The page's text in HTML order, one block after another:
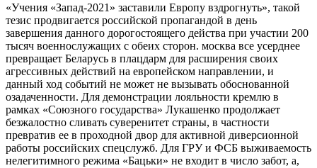
«Учения «Запад-2021» заставили Европу вздрогнуть», такой
тезис продвигается российской пропагандой в день
завершения данного дорогостоящего действа при участии 200
тысяч военнослужащих с обеих сторон. москва все усерднее
превращает Беларусь в плацдарм для расширения своих
агрессивных действий на европейском направлении, и
данный ход событий не может не вызывать обоснованной
озадаченности. Для демонстрации лояльности кремлю в
рамках «Союзного государства» Лукашенко продолжает
безжалостно сливать суверенитет страны, в частности
превратив ее в проходной двор для активной диверсионной
работы российских спецслужб. Для ГРУ и ФСБ выживаемость
нелегитимного режима «Бацьки» не входит в число забот, а,